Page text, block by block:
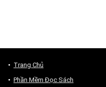
Trang Chủ
Phần Mềm Đọc Sách